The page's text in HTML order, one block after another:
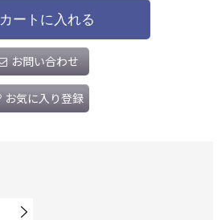
カートに入れる
お問い合わせ
お気に入り登録